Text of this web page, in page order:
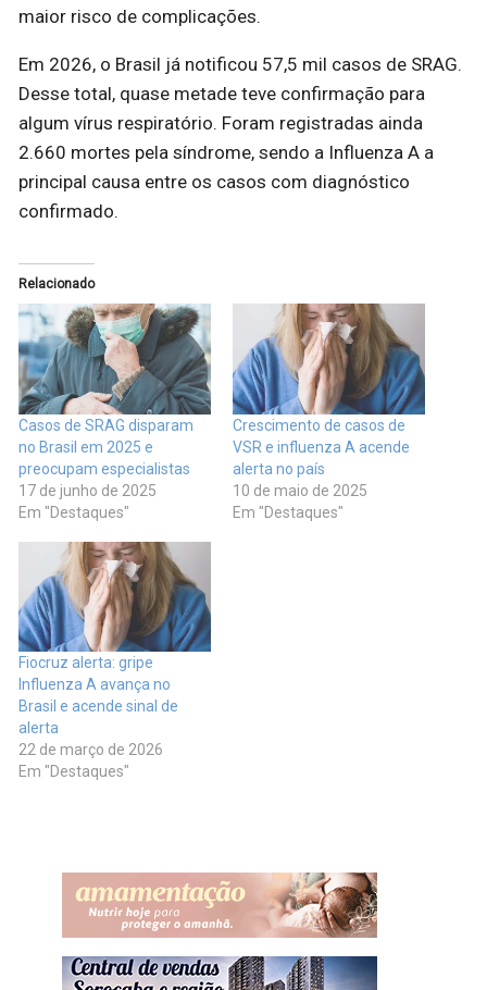
maior risco de complicações.
Em 2026, o Brasil já notificou 57,5 mil casos de SRAG.
Desse total, quase metade teve confirmação para
algum vírus respiratório. Foram registradas ainda
2.660 mortes pela síndrome, sendo a Influenza A a
principal causa entre os casos com diagnóstico
confirmado.
Relacionado
Casos de SRAG disparam
no Brasil em 2025 e
preocupam especialistas
17 de junho de 2025
Em "Destaques"
Crescimento de casos de
VSR e influenza A acende
alerta no país
10 de maio de 2025
Em "Destaques"
Fiocruz alerta: gripe
Influenza A avança no
Brasil e acende sinal de
alerta
22 de março de 2026
Em "Destaques"